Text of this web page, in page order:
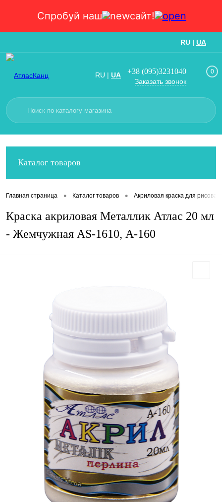
Спробуй наш сайт!
RU | UA
RU | UA +38 (095)3231040
Заказать звонок
0
Каталог товаров
Главная страница • Каталог товаров • Акриловая краска для
Краска акриловая Металлик Атлас 20 мл
- Жемчужная AS-1610, А-160